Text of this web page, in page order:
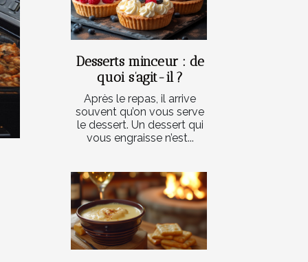
Desserts minceur : de
quoi s’agit-il ?
Après le repas, il arrive
souvent qu’on vous serve
le dessert. Un dessert qui
vous engraisse n’est...